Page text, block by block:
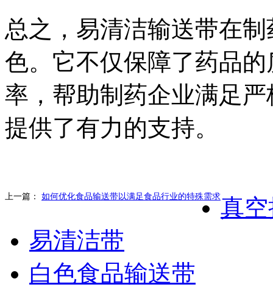
总之，易清洁输送带在
色。它不仅保障了药品
率，帮助制药企业满足
提供了有力的支持。
上一篇： 如何优化食品输送带以满足食品行业的特殊需求真
易清洁带
白色食品输送带